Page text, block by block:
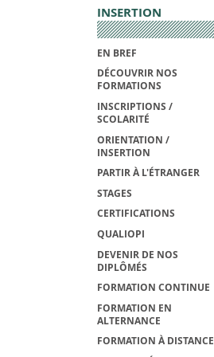
INSERTION
EN BREF
DÉCOUVRIR NOS
FORMATIONS
INSCRIPTIONS /
SCOLARITÉ
ORIENTATION /
INSERTION
PARTIR À L'ÉTRANGER
STAGES
CERTIFICATIONS
QUALIOPI
DEVENIR DE NOS
DIPLÔMÉS
FORMATION CONTINUE
FORMATION EN
ALTERNANCE
FORMATION À DISTANCE